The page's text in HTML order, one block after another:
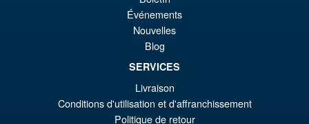
S.H. MonsterArts Godzilla Vs
Evangelion Test Type 01 G
Awakening Action Figure
Événements
Nouvelles
Blog
SERVICES
Livraison
Conditions d'utilisation et d'affranchissement
Politique de retour